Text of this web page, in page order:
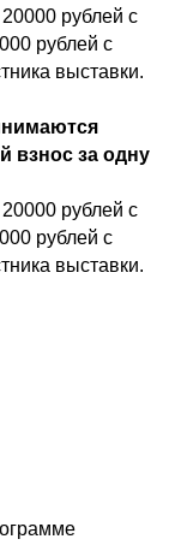
рублей с
рублей с
выставки.
взнос за одну
рублей с
рублей с
выставки.